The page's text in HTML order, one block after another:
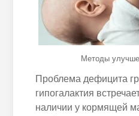
Методы
Проблема дефицита
гипогалактия
наличии у кормящей